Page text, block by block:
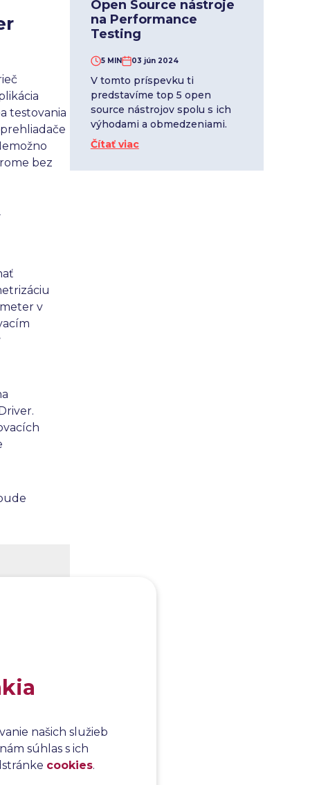
testovania
bez
v
Open Source nástroje
na Performance
Testing
5 MIN 03 jún 2024
V tomto príspevku ti
predstavíme top 5 open
source nástrojov spolu s ich
výhodami a obmedzeniami.
Čítať viac
našich služieb
súhlas s ich
cookies.